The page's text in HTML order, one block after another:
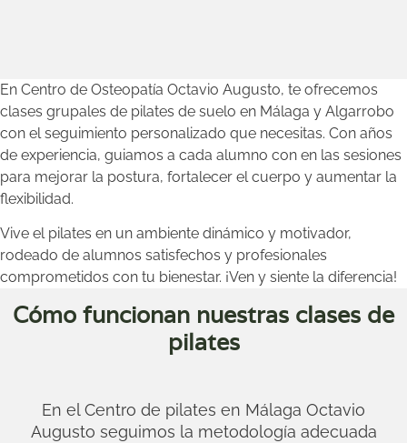
En Centro de Osteopatía Octavio Augusto, te ofrecemos
clases grupales de pilates de suelo en Málaga y Algarrobo
con el seguimiento personalizado que necesitas. Con años
de experiencia, guiamos a cada alumno con en las sesiones
para mejorar la postura, fortalecer el cuerpo y aumentar la
flexibilidad.
Vive el pilates en un ambiente dinámico y motivador,
rodeado de alumnos satisfechos y profesionales
comprometidos con tu bienestar. ¡Ven y siente la diferencia!
Cómo funcionan nuestras clases de
pilates
En el Centro de pilates en Málaga Octavio
Augusto seguimos la metodología adecuada